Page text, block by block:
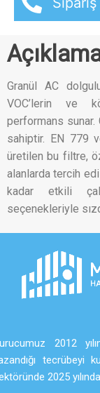
Granül AC
VOC’lerin ve
performans sunar.
sahiptir. EN 779
üretilen bu filtre,
alanlarda tercih
kadar etkili
seçenekleriyle
2012
tecrübeyi
2025 yılında